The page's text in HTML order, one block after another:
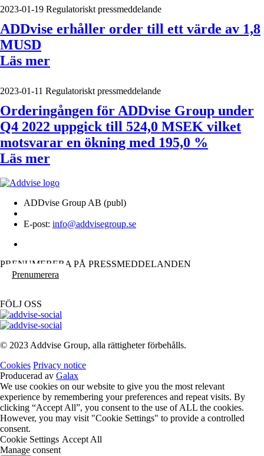
2023-01-19 Regulatoriskt pressmeddelande
ADDvise erhåller order till ett värde av 1,8
MUSD
Läs mer
2023-01-11 Regulatoriskt pressmeddelande
Orderingången för ADDvise Group under
Q4 2022 uppgick till 524,0 MSEK vilket
motsvarar en ökning med 195,0 %
Läs mer
ADDvise Group AB (publ)
E-post: info@addvisegroup.se
PRENUMERERA PÅ PRESSMEDDELANDEN
Prenumerera
FÖLJ OSS
© 2023 Addvise Group, alla rättigheter förbehålls.
Cookies Privacy notice
Producerad av Galax
We use cookies on our website to give you the most relevant
experience by remembering your preferences and repeat visits. By
clicking “Accept All”, you consent to the use of ALL the cookies.
However, you may visit "Cookie Settings" to provide a controlled
consent.
Cookie Settings Accept All
Manage consent